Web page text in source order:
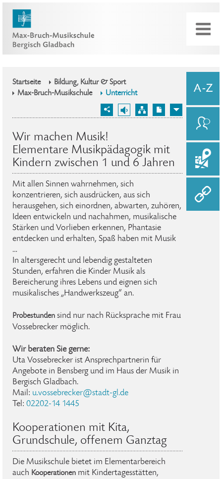
Startseite
Bildung, Kultur & Sport
Max-Bruch-Musikschule
Unterricht
Wir machen Musik!
Elementare Musikpädagogik mit
Kindern zwischen 1 und 6 Jahren
Mit allen Sinnen wahrnehmen, sich
konzentrieren, sich ausdrücken, aus sich
herausgehen, sich einordnen, abwarten, zuhören,
Ideen entwickeln und nachahmen, musikalische
Stärken und Vorlieben erkennen, Phantasie
entdecken und erhalten, Spaß haben mit Musik
…
In altersgerecht und lebendig gestalteten
Stunden, erfahren die Kinder Musik als
Bereicherung ihres Lebens und eignen sich
musikalisches „Handwerkszeug“ an.
Probestunden sind nur nach Rücksprache mit Frau
Vossebrecker möglich.
Wir beraten Sie gerne:
Uta Vossebrecker ist Ansprechpartnerin für
Angebote in Bensberg und im Haus der Musik in
Bergisch Gladbach.
Mail: u.vossebrecker@stadt-gl.de
Tel: 02202-14 1445
Kooperationen mit Kita,
Grundschule, offenem Ganztag
Die Musikschule bietet im Elementarbereich
auch Kooperationen mit Kindertagesstätten,